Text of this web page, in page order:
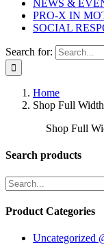
NEWS &
PRO-X IN
SOCIAL
Search for:
Home
Shop Full Width
Shop Full
Search products
Product Categories
Uncategorized